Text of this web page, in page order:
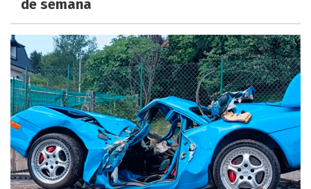
de semana